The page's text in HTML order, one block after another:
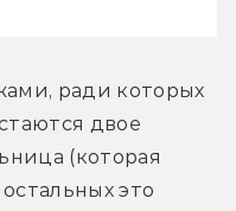
ради которых
двое
(которая
это